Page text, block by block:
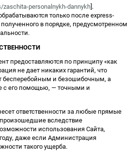
personalnykh-dannykh ].
только после express-
в порядке, предусмотренном
предоставляются по принципу «как
не дает никаких гарантий, что
бесперебойным и безошибочным, а
с его помощью, — точными и
ответственности за любые прямые
вследствие
использования Сайта,
даже если Администрация
такого ущерба.